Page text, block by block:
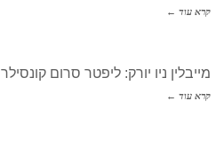
קרא עוד ←
מייבלין ניו יורק: ליפטר סרום קונסילר
קרא עוד ←